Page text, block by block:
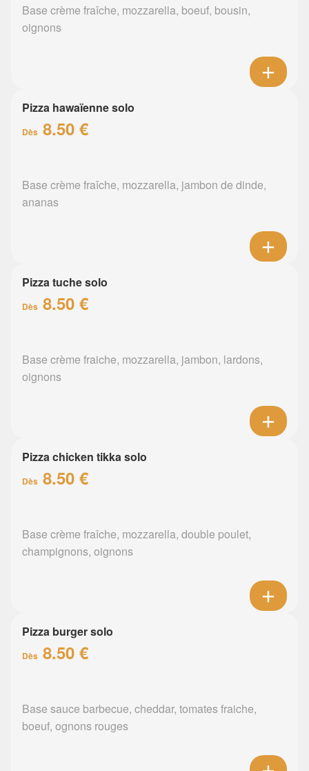
Base crème fraîche, mozzarella, boeuf, bousin,
oignons
Pizza hawaïenne solo
Dès 8.50 €
Base crème fraîche, mozzarella, jambon de dinde,
ananas
Pizza tuche solo
Dès 8.50 €
Base crème fraiche, mozzarella, jambon, lardons,
oignons
Pizza chicken tikka solo
Dès 8.50 €
Base crème fraîche, mozzarella, double poulet,
champignons, oignons
Pizza burger solo
Dès 8.50 €
Base sauce barbecue, cheddar, tomates fraiche,
boeuf, ognons rouges